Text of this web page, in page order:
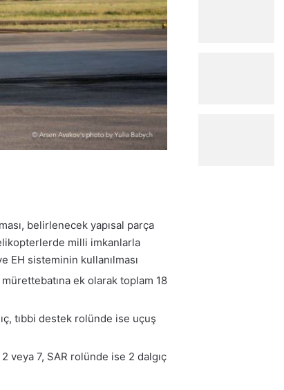
belirlenecek yapısal parça
milli imkanlarla
EH sisteminin kullanılması
ek olarak toplam 18
tıbbi destek rolünde ise uçuş
veya 7, SAR rolünde ise 2 dalgıç